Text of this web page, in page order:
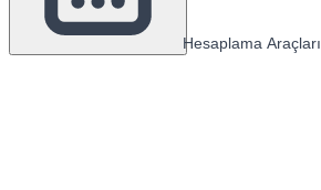
Hesaplama Araçları